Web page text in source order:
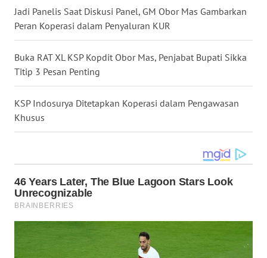
Jadi Panelis Saat Diskusi Panel, GM Obor Mas Gambarkan
Peran Koperasi dalam Penyaluran KUR
Buka RAT XL KSP Kopdit Obor Mas, Penjabat Bupati Sikka
Titip 3 Pesan Penting
KSP Indosurya Ditetapkan Koperasi dalam Pengawasan
Khusus
WN
KALTENG
WN
KALTARA
WN
KALSEL
WN
KALTIM
WN
SULSEL
WN